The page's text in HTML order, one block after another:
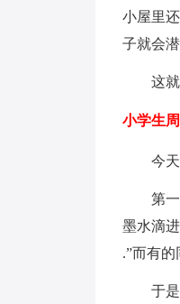
小屋里
子就会
这就
小学生
今天上
第一个
墨水滴
.”而有
于是老